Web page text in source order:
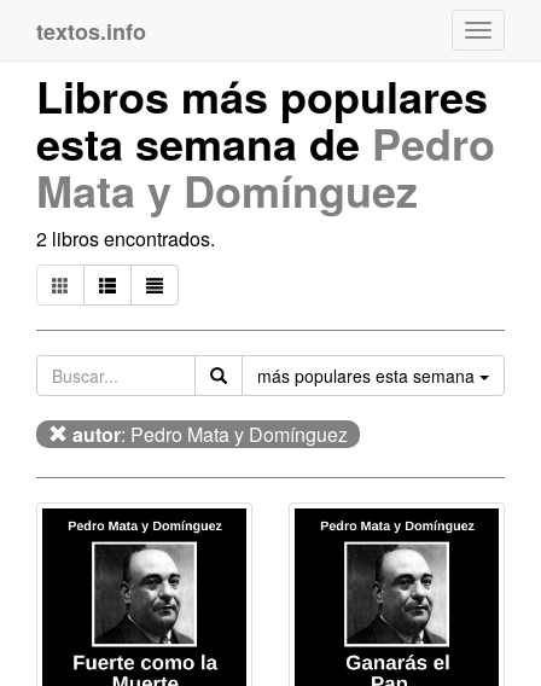
textos.info
Libros más populares
esta semana de Pedro
Mata y Domínguez
2 libros encontrados.
más populares esta semana
autor: Pedro Mata y Domínguez